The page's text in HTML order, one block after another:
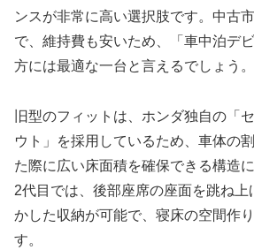
ンスが非常に高い選択肢です。中古
で、維持費も安いため、「車中泊デ
方には最適な一台と言えるでしょう。
旧型のフィットは、ホンダ独自の「
ウト」を採用しているため、車体の
た際に広い床面積を確保できる構造
2代目では、後部座席の座面を跳ね
かした収納が可能で、寝床の空間作
す。